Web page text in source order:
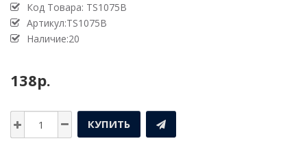
Код Товара: TS1075B
Артикул:TS1075B
Наличие:20
138р.
КУПИТЬ